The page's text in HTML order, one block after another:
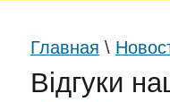
Главная \
Відгуки